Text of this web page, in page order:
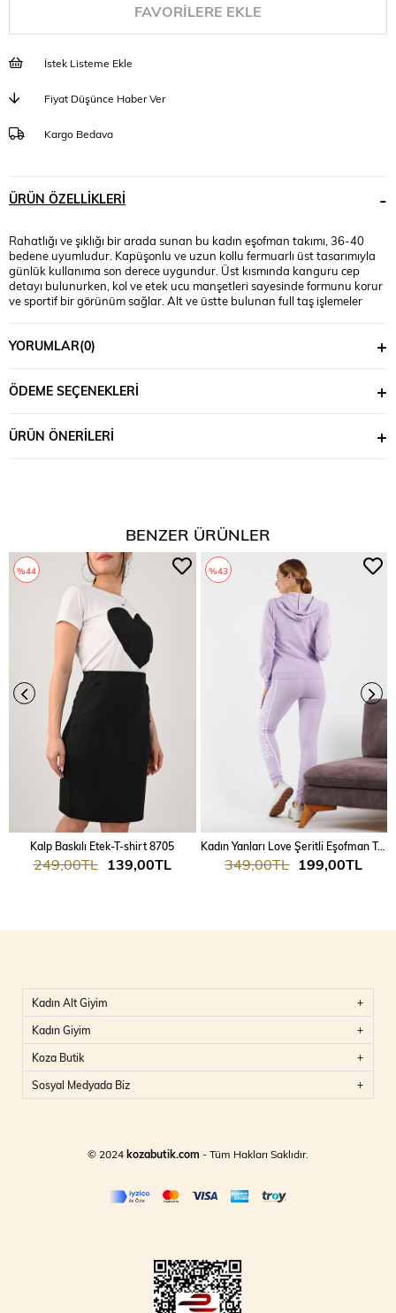
FAVORILERE EKLE
İstek Listeme Ekle
Fiyat Düşünce Haber Ver
Kargo Bedava
ÜRÜN ÖZELLIKLERI
Rahatlığı ve şıklığı bir arada sunan bu kadın eşofman takımı, 36-40
bedene uyumludur. Kapüşonlu ve uzun kollu fermuarlı üst tasarımıyla
günlük kullanıma son derece uygundur. Üst kısmında kanguru cep
detayı bulunurken, kol ve etek ucu manşetleri sayesinde formunu korur
ve sportif bir görünüm sağlar. Alt ve üstte bulunan full taş işlemeler
ise pratiklik sağlar. Altı bol paça olan model hareket özgürlüğü
Manken ’in üzerindeki beden 36 bedendir. (Bedenler arası +/- 2cm fark
: 120 cm’dir. Alt Boy : 108 cm’dir. Basen : 116 cm’dir.
YORUMLAR(0)
ÖDEME SEÇENEKLERI
ÜRÜN ÖNERILERI
BENZER ÜRÜNLER
Kalp Baskılı Etek-T-shirt 8705
139,00TL
249,00TL
%44
Kadın Yanları Love Şeritli Eşofman Takım 7025
199,00TL
349,00TL
%43
Kadın Alt Giyim
Kadın Giyim
Koza Butik
Sosyal Medyada Biz
© 2024kozabutik.com - Tüm Hakları Saklıdır.